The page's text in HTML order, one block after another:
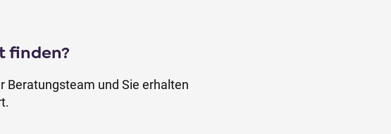
finden?
Beratungsteam und Sie erhalten